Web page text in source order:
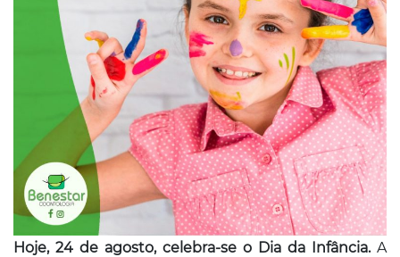
Fale
Conosco
Hoje, 24 de agosto, celebra-se o Dia da Infância.A